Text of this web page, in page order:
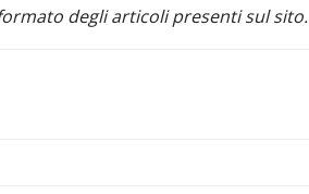
degli articoli presenti sul sito.